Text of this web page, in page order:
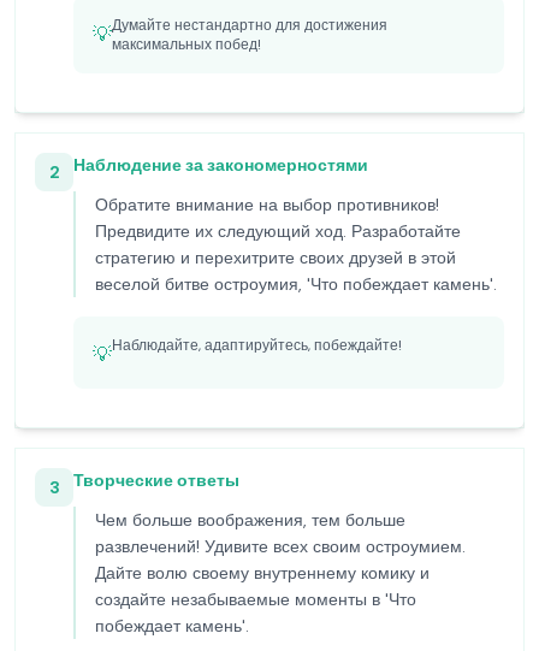
💡Думайте нестандартно для достижения
максимальных побед!
2
Наблюдение за закономерностями
Обратите внимание на выбор противников!
Предвидите их следующий ход. Разработайте
стратегию и перехитрите своих друзей в этой
веселой битве остроумия, 'Что побеждает камень'.
💡Наблюдайте, адаптируйтесь, побеждайте!
3
Творческие ответы
Чем больше воображения, тем больше
развлечений! Удивите всех своим остроумием.
Дайте волю своему внутреннему комику и
создайте незабываемые моменты в 'Что
побеждает камень'.